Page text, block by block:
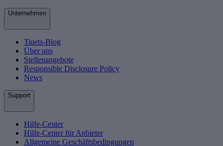
Unternehmen
Tiqets-Blog
Über uns
Stellenangebote
Responsible Disclosure Policy
News
Support
Hilfe-Center
Hilfe-Center für Anbieter
Allgemeine Geschäftsbedingungen